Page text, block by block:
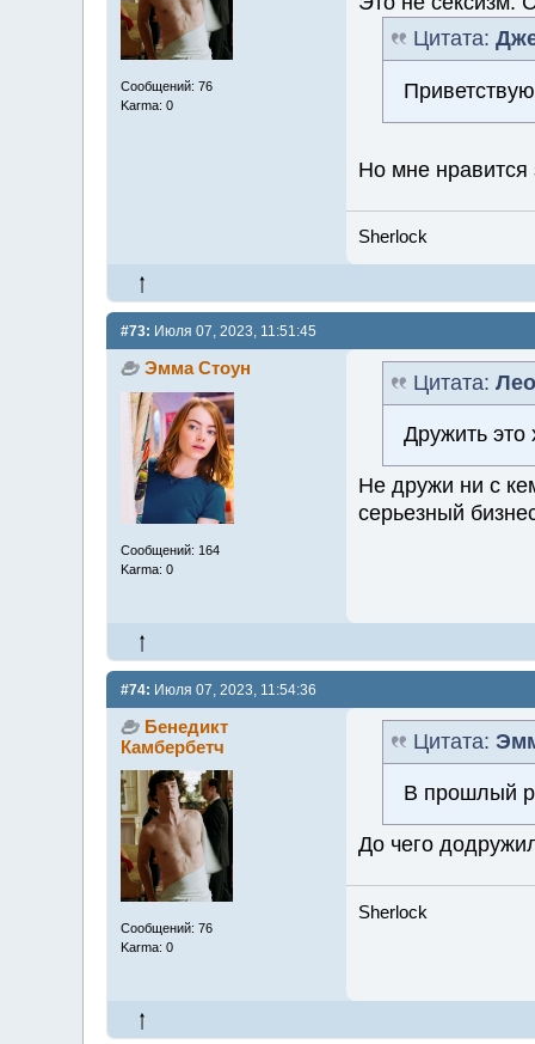
Сообщений: 76
Karma: 0
Цитата:
Но мне нравится
Sherlock
#73: Июля 07, 2023, 11:51:45
Эмма Стоун
Сообщений: 164
Karma: 0
Цитата:
Дружить
Не дружи ни с
серьезный
#74: Июля 07, 2023, 11:54:36
Бенедикт
Камбербетч
Сообщений: 76
Karma: 0
Цитата:
В прошлый
До чего
Sherlock